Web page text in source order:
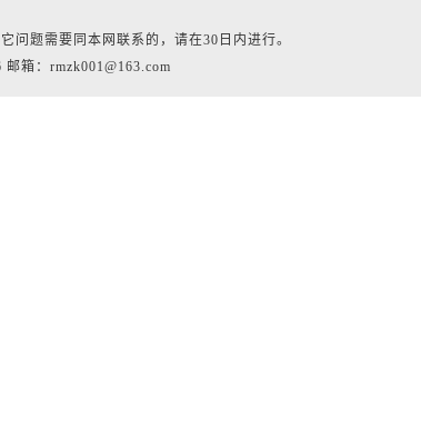
问题需要同本网联系的，请在30日内进行。
箱：rmzk001@163.com